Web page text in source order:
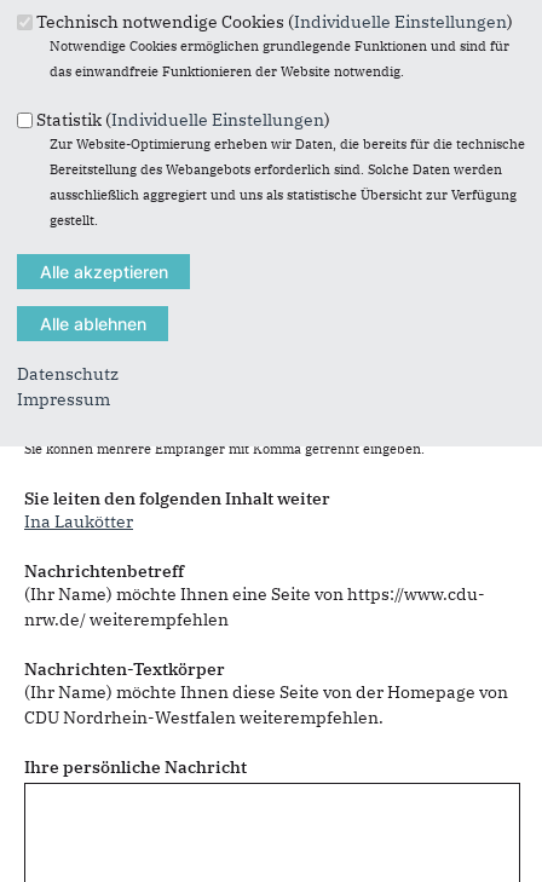
kein Spam ist.
Das mit * gekennzeichnete Feld ist ein Pflichtfeld.
Eigener Name*
Senden an*
Sie können mehrere Empfänger mit Komma getrennt eingeben.
Sie leiten den folgenden Inhalt weiter
Ina Laukötter
Nachrichtenbetreff
(Ihr Name) möchte Ihnen eine Seite von https://www.cdu-
nrw.de/ weiterempfehlen
Nachrichten-Textkörper
(Ihr Name) möchte Ihnen diese Seite von der Homepage von
CDU Nordrhein-Westfalen weiterempfehlen.
Ihre persönliche Nachricht
Technisch notwendige Cookies (Individuelle Einstellungen)
Notwendige Cookies ermöglichen grundlegende Funktionen und sind für
das einwandfreie Funktionieren der Website notwendig.
Statistik (Individuelle Einstellungen)
Zur Website-Optimierung erheben wir Daten, die bereits für die technische
Bereitstellung des Webangebots erforderlich sind. Solche Daten werden
ausschließlich aggregiert und uns als statistische Übersicht zur Verfügung
gestellt.
Datenschutz
Impressum